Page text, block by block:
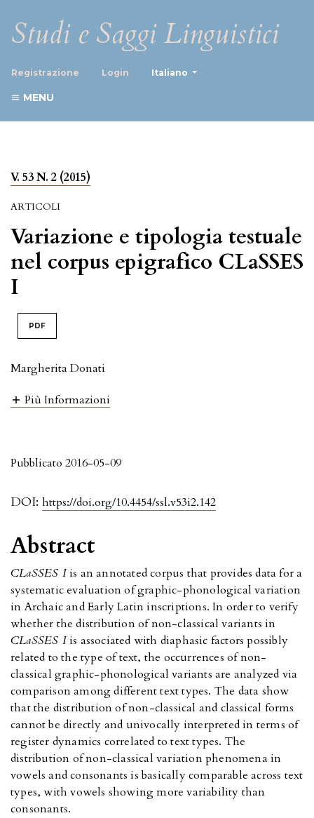
Studi e Saggi Linguistici
Registrazione Login Italiano
MENU
V. 53 N. 2 (2015)
ARTICOLI
Variazione e tipologia testuale
nel corpus epigrafico CLaSSES
I
PDF
Margherita Donati
Più Informazioni
DOI: https://doi.org/10.4454/ssl.v53i2.142
Pubblicato 2016-05-09
Abstract
CLaSSES Iis an annotated corpus that provides data for a
systematic evaluation of graphic-phonological variation
in Archaic and Early Latin inscriptions. In order to verify
whether the distribution of non-classical variants in
CLaSSES Iis associated with diaphasic factors possibly
related to the type of text, the occurrences of non-
classical graphic-phonological variants are analyzed via
comparison among different text types. The data show
that the distribution of non-classical and classical forms
cannot be directly and univocally interpreted in terms of
register dynamics correlated to text types. The
distribution of non-classical variation phenomena in
vowels and consonants is basically comparable across text
types, with vowels showing more variability than
consonants.